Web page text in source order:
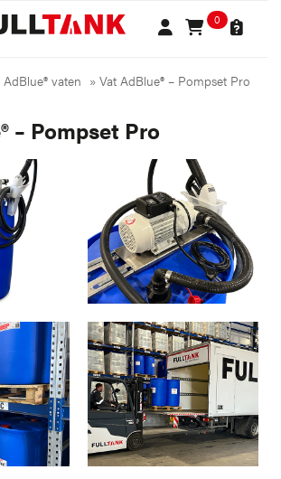
0
AdBlue® vaten » Vat AdBlue® – Pompset Pro
– Pompset Pro